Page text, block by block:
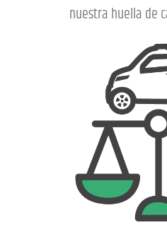
nuestra huella de